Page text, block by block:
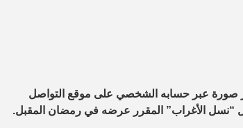
صورة عبر حسابه الشخصي على موقع التواصل
“نسل الأغراب” المقرر عرضه في رمضان المقبل.